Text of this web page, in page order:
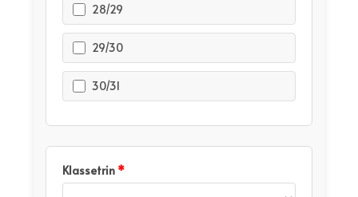
28/29
29/30
30/31
Klassetrin *